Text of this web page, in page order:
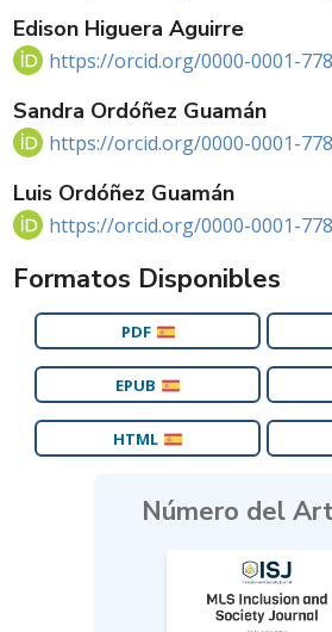
Edison Higuera Aguirre
https://orcid.org/0000-0001-
Sandra Ordóñez Guamán
https://orcid.org/0000-0001-
Luis Ordóñez Guamán
https://orcid.org/0000-0001-
Formatos Disponibles
PDF
EPUB
HTML
Número del